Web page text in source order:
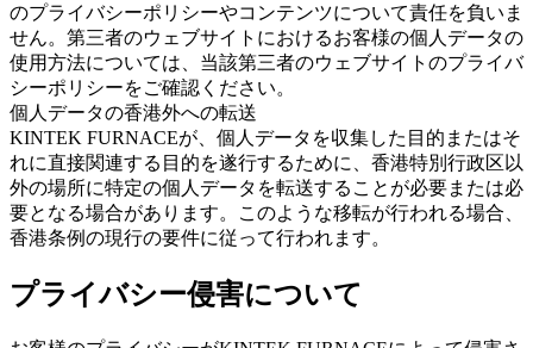
のプライバシーポリシーやコンテンツについて責任を負いま
せん。第三者のウェブサイトにおけるお客様の個人データの
使用方法については、当該第三者のウェブサイトのプライバ
シーポリシーをご確認ください。
個人データの香港外への転送
KINTEK FURNACEが、個人データを収集した目的またはそ
れに直接関連する目的を遂行するために、香港特別行政区以
外の場所に特定の個人データを転送することが必要または必
要となる場合があります。このような移転が行われる場合、
香港条例の現行の要件に従って行われます。
プライバシー侵害について